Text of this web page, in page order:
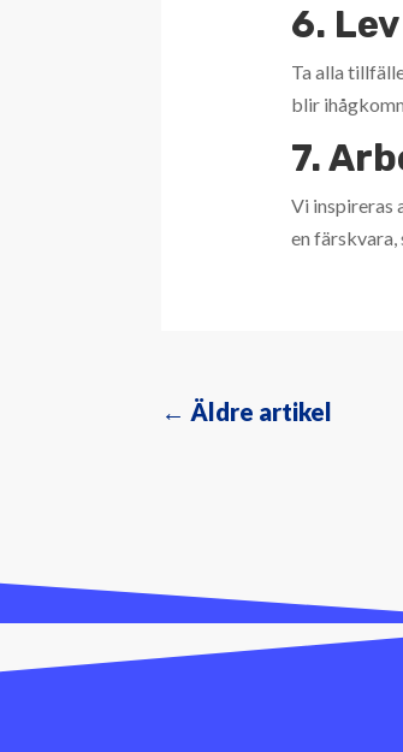
6.
Ta alla
blir
7.
Vi inspireras
en färskvara,
← Äldre artikel